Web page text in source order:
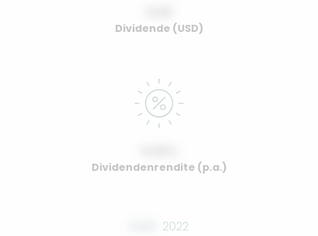
Dividende (USD)
Dividendenrendite (p.a.)
2022